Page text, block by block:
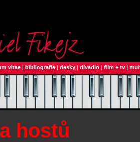
vitae | bibliografie | desky | divadlo | film + tv |
hostů